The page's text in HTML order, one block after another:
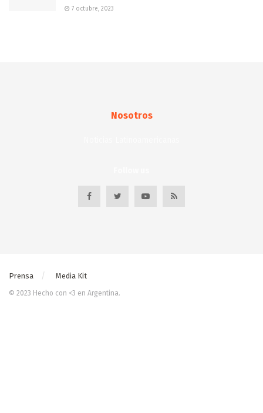
7 octubre, 2023
Nosotros
Prensa Media Kit
© 2023 Hecho con <3 en Argentina.